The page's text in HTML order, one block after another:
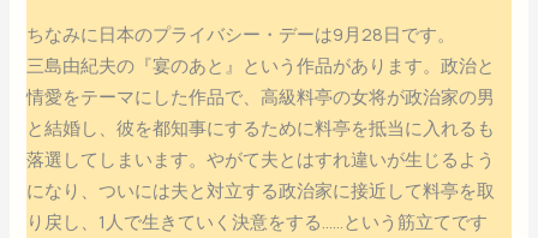
ちなみに日本のプライバシー・デーは9月28日です。
三島由紀夫の『宴のあと』という作品があります。政治と
情愛をテーマにした作品で、高級料亭の女将が政治家の男
と結婚し、彼を都知事にするために料亭を抵当に入れるも
落選してしまいます。やがて夫とはすれ違いが生じるよう
になり、ついには夫と対立する政治家に接近して料亭を取
り戻し、1人で生きていく決意をする……という筋立てです